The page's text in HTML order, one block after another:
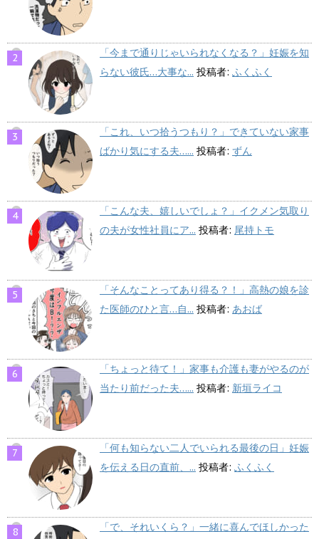
「今まで通りじゃいられなくなる？」妊娠を知
らない彼氏…大事な... 投稿者: ふくふく
「これ、いつ拾うつもり？」できていない家事
ばかり気にする夫…... 投稿者: ずん
「こんな夫、嬉しいでしょ？」イクメン気取り
の夫が女性社員にア... 投稿者: 尾持トモ
「そんなことってあり得る？！」高熱の娘を診
た医師のひと言…自... 投稿者: あおば
「ちょっと待て！」家事も介護も妻がやるのが
当たり前だった夫…... 投稿者: 新垣ライコ
「何も知らない二人でいられる最後の日」妊娠
を伝える日の直前、... 投稿者: ふくふく
「で、それいくら？」一緒に喜んでほしかった